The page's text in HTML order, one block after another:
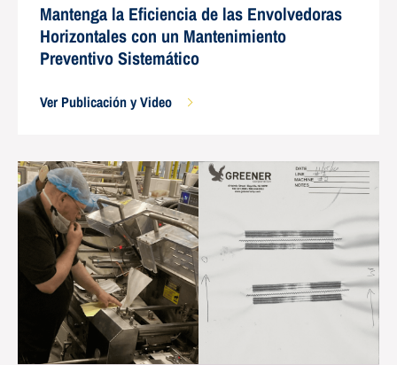
Mantenga la Eficiencia de las Envolvedoras
Horizontales con un Mantenimiento
Preventivo Sistemático
Ver Publicación y Video